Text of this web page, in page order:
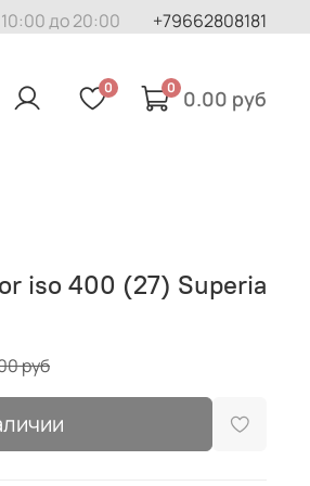
до 20:00 +79662808181
0 0 0.00 руб
iso 400 (27) Superia
руб